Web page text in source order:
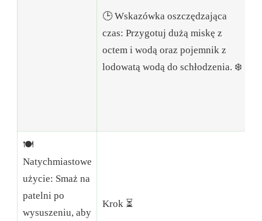
🕒 Wskazówka oszczędzająca
czas: Przygotuj dużą miskę z
octem i wodą oraz pojemnik z
lodowatą wodą do schłodzenia. ❄️
🍽️
Natychmiastowe
użycie: Smaż na
patelni po
wysuszeniu, aby
Krok ⏳